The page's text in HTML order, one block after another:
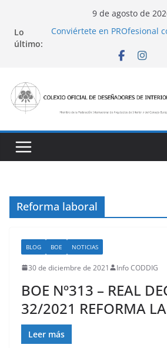
contenido
9 de agosto de
Lo
último:
Conviértete en PROfesional
Ayudas para mejoras de
San Marcial 2025
Reforma laboral
BLOG BOE NOTICIAS
30 de diciembre de 2021 Info CODDIG
BOE Nº313 – REAL
32/2021 REFORMA
Leer más